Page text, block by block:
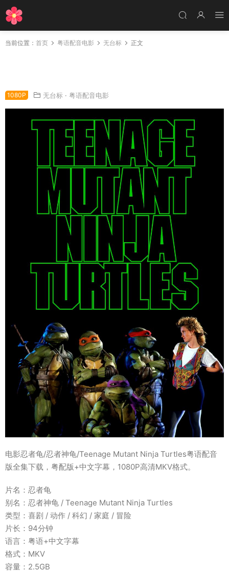
当前位置： 首页 粤语配音电影 无台标 正文
1080P 无台标 · 粤语配音电影
电影忍者龟/忍者神龟/Teenage Mutant Ninja Turtles粤语配音
版全集下载，粤配版+中文字幕，1080P高清MKV格式。
片名：忍者龟
别名：忍者神龟 / Teenage Mutant Ninja Turtles
类型：喜剧 / 动作 / 科幻 / 家庭 / 冒险
片长：94分钟
语言：粤语+中文字幕
格式：MKV
容量：2.5GB